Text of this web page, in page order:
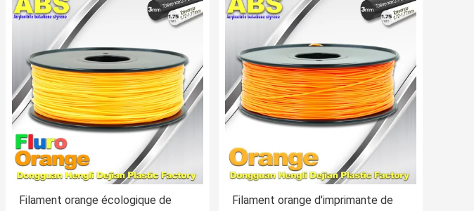
Filament orange écologique de
Filament orange d'imprimante de